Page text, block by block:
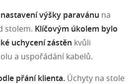
výšky paravánu na
stolem. Klíčovým úkolem bylo
uchycení zástěn kvůli
a uspořádání kabelů.
přání klienta. Úchyty na stole